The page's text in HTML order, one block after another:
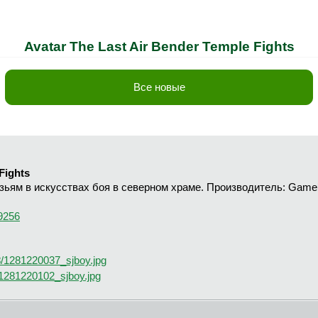
Avatar The Last Air Bender Temple Fights
Все новые
в искусствах боя в северном храме. Производитель: